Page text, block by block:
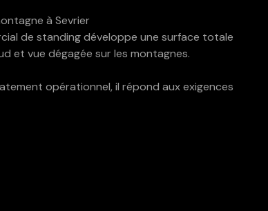
à Sevrier
de standing développe une surface totale
et vue dégagée sur les montagnes.
opérationnel, il répond aux exigences